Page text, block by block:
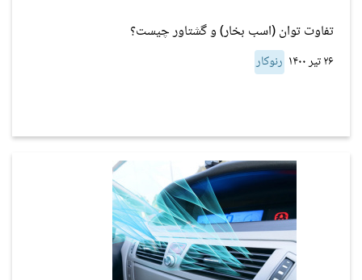
تفاوت توان (اسب بخار) و گشتاور چیست؟
۲۶ تیر ۱۴۰۰ رنوکار